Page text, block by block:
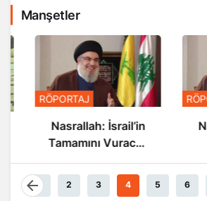
Manşetler
RÖPORTAJ
Nasrallah: İsrail’in
Tamamını Vuracak
1 2 3 4 5 6